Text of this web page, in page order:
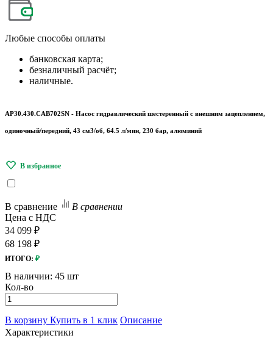
Любые способы оплаты
банковская карта;
безналичный расчёт;
наличные.
AP30.430.CAB702SN - Насос гидравлический шестеренный с внешним зацеплением,
одиночный/передний, 43 см3/об, 64.5 л/мин, 230 бар, алюминий
В сравнение
В сравнении
Цена с НДС
34 099 ₽
68 198 ₽
ИТОГО: ₽
В наличии: 45 шт
Кол-во
В корзину Купить в 1 клик Описание
Характеристики